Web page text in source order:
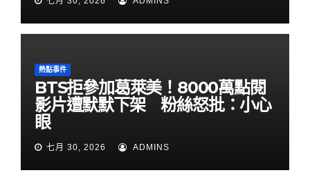
熱點事件
BTS拒參加葛萊美！8000萬點閱
影片遭默默下架 粉絲怒批：小心
眼
七月 30, 2026 ADMINS